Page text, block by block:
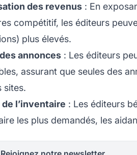
des revenus : En
compétitif, les éditeurs
plus élevés.
annonces : Les éditeurs
assurant que seules des
sites.
l’inventaire : Les éditeurs
les plus demandés, les